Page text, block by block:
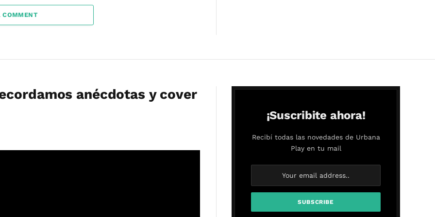
COMMENT
anécdotas y cover
¡Suscribite ahora!
Recibí todas las novedades de Urbana
Play en tu mail